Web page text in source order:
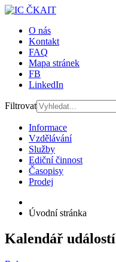
O nás
Kontakt
FAQ
Mapa stránek
FB
LinkedIn
Filtrovat
Informace
Vzdělávání
Služby
Ediční činnost
Časopisy
Prodej
Úvodní stránka
Kalendář událostí